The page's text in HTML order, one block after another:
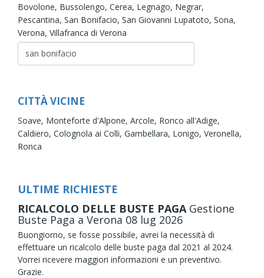
Bovolone, Bussolengo, Cerea, Legnago, Negrar,
Pescantina, San Bonifacio, San Giovanni Lupatoto, Sona,
Verona, Villafranca di Verona
CITTÀ VICINE
Soave, Monteforte d'Alpone, Arcole, Ronco all'Adige,
Caldiero, Colognola ai Colli, Gambellara, Lonigo, Veronella,
Ronca
ULTIME RICHIESTE
RICALCOLO DELLE BUSTE PAGA Gestione
Buste Paga a Verona 08 lug 2026
Buongiorno, se fosse possibile, avrei la necessità di
effettuare un ricalcolo delle buste paga dal 2021 al 2024.
Vorrei ricevere maggiori informazioni e un preventivo.
Grazie.